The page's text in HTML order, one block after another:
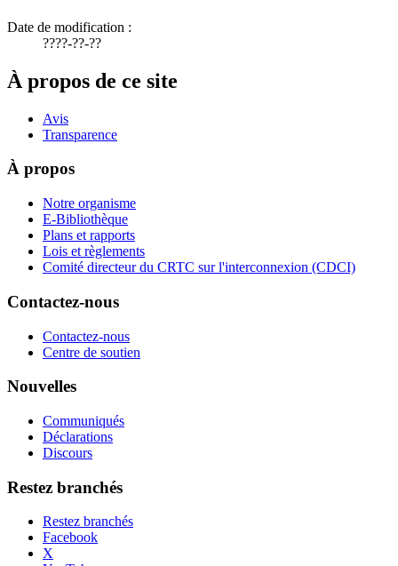
Date de modification :
????-??-??
À propos de ce site
Avis
Transparence
À propos
Notre organisme
E-Bibliothèque
Plans et rapports
Lois et règlements
Comité directeur du CRTC sur l'interconnexion (CDCI)
Contactez-nous
Contactez-nous
Centre de soutien
Nouvelles
Communiqués
Déclarations
Discours
Restez branchés
Restez branchés
Facebook
X